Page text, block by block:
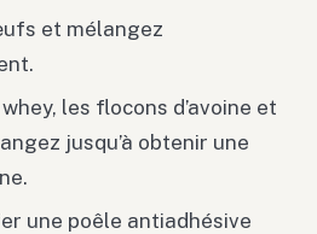
et mélangez
les flocons d’avoine et
jusqu’à obtenir une
une poêle antiadhésive